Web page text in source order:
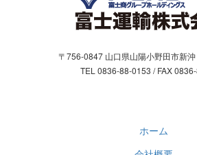
〒756-0847 山口県山陽小野田市新沖
TEL 0836-88-0153 / FAX
ホーム